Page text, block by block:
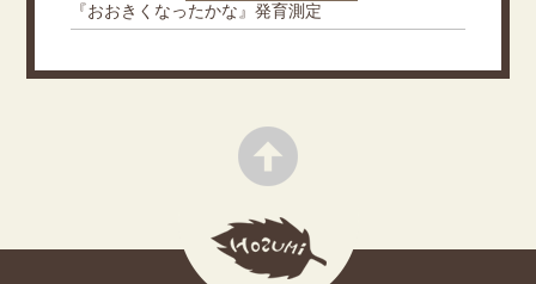
『おおきくなったかな』発育測定